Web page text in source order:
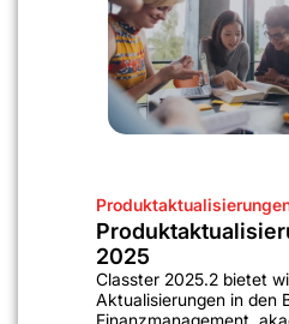
2025
Classter 2025.2 bietet
Aktualisierungen in den
Finanzmanagement,